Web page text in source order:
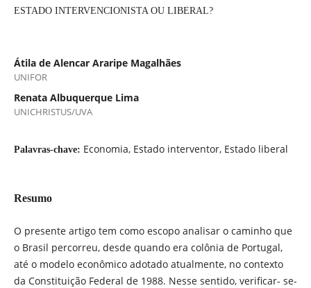
ESTADO INTERVENCIONISTA OU LIBERAL?
Átila de Alencar Araripe Magalhães
UNIFOR
Renata Albuquerque Lima
UNICHRISTUS/UVA
Palavras-chave: Economia, Estado interventor, Estado liberal
Resumo
O presente artigo tem como escopo analisar o caminho que
o Brasil percorreu, desde quando era colônia de Portugal,
até o modelo econômico adotado atualmente, no contexto
da Constituição Federal de 1988. Nesse sentido, verificar- se-